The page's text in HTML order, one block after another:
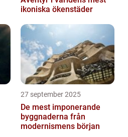
ikoniska ökenstäder
27 september 2025
De mest imponerande
byggnaderna från
modernismens början